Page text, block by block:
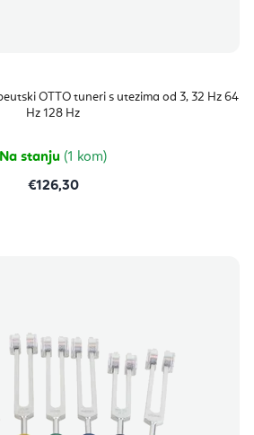
OTTO tuneri s utezima od 3, 32 Hz 64
Hz 128 Hz
Na stanju (1 kom)
€126,30